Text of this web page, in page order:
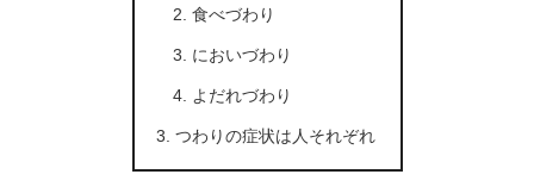
食べづわり
においづわり
よだれづわり
つわりの症状は人それぞれ